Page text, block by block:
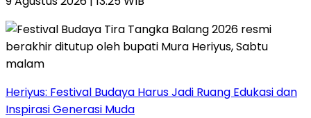
Heriyus: Festival Budaya Harus Jadi Ruang Edukasi dan
Inspirasi Generasi Muda